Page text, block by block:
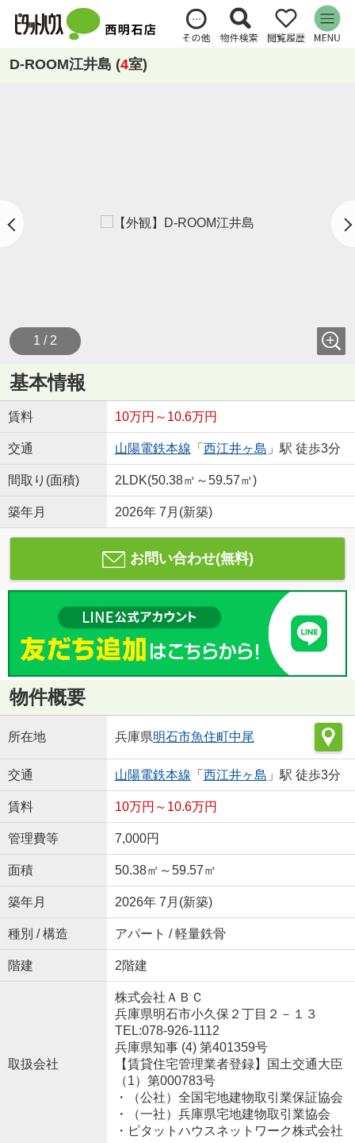
D-ROOM江井島 (4室)
1 / 2
基本情報
賃料 10万円～10.6万円
交通 山陽電鉄本線 「 西江井ヶ島 」駅 徒歩3分
間取り(面積) 2LDK(50.38㎡～59.57㎡)
築年月 2026年 7月(新築)
お問い合わせ(無料)
物件概要
所在地 兵庫県明石市魚住町中尾
交通 山陽電鉄本線 「 西江井ヶ島 」駅 徒歩3分
賃料 10万円～10.6万円
管理費等 7,000円
面積 50.38㎡～59.57㎡
築年月 2026年 7月(新築)
種別 / 構造 アパート / 軽量鉄骨
階建 2階建
取扱会社
株式会社ＡＢＣ
兵庫県明石市小久保２丁目２－１３
TEL:078-926-1112
兵庫県知事 (4) 第401359号
【賃貸住宅管理業者登録】国土交通大臣
（1）第000783号
・（公社）全国宅地建物取引業保証協会
・（一社）兵庫県宅地建物取引業協会
・ピタットハウスネットワーク株式会社